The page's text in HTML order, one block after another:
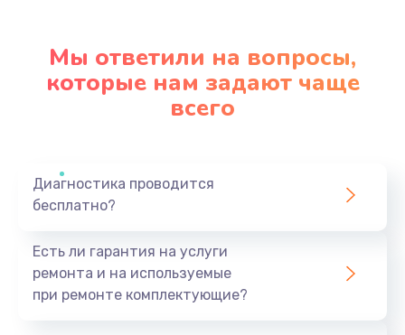
Заказать
Профилактическая чистка
Заказать
Мы ответили на вопросы,
которые нам задают чаще
всего
Диагностика проводится
бесплатно?
Есть ли гарантия на услуги
ремонта и на используемые
при ремонте комплектующие?